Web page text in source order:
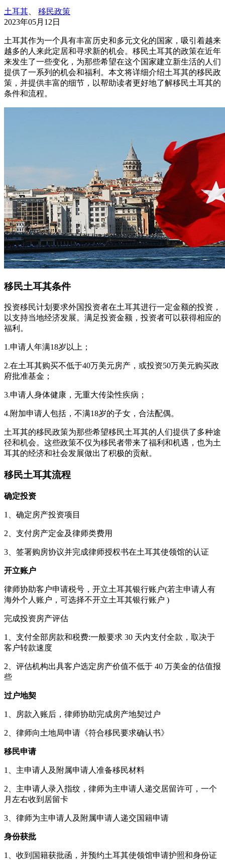
土耳其
移民政策
2023年05月12日
土耳其作为一个具有丰富历史和多元文化的国家，吸引着越来
越多的人来此定居和寻求新的机会。移民土耳其的政策在近年
来发生了一些变化，为那些希望在这个国家建立新生活的人们
提供了一系列的机会和福利。本文将详细介绍土耳其的移民政
策，并提供丰富的细节，以帮助读者更好地了解移民土耳其的
条件和流程。
移民土耳其条件
投资移民计划要求外国投资者在土耳其进行一定金额的投资，
以支持当地经济发展。满足投资金额，投资者可以获得相应的
福利。
1.申请人年满18岁以上；
2.在土耳其购买不低于40万美元房产，或投资50万美元购买政
府批准基金；
3.申请人身体健康，无重大传染性疾病；
4.附加申请人包括，不满18岁的子女，合法配偶。
土耳其的移民政策为那些希望移民土耳其的人们提供了多种途
径和机会。这些政策不仅为移民者带来了福利和机遇，也为土
耳其的经济和社会发展做出了积极的贡献。
移民土耳其流程
确定投资
1、确定房产投资项目
2、支付房产定金及律师类费用
3、签署购房协议并完成律师授权书在土耳其使领馆的认证
开立账户
律师协助客户申请税号，开立土耳其银行账户(若主申请人有
海外个人账户，可选择不开立土耳其银行账户 )
完成投资房产评估
1、支付全部房款和税费:一般要求 30 天内支付全款，取决于
客户转款速度
2、评估机构出具客户选定房产价值不低于 40 万美金的估值报
些
过户地契
1、房款入账后，律师协助完成房产地契过户
2、律师向土地局申请《符合移民要求确认书》
移民申请
1、主申请人及附属申请人准备移民材料
2、主申请人录入指纹，律师为主申请人递交居留许可，一个
月左右收到居留卡
3、律师为主申请人及附属申请人递交国籍申请
身份获批
1、收到国籍获批函，并预约土耳其使领馆申请护照和身份证